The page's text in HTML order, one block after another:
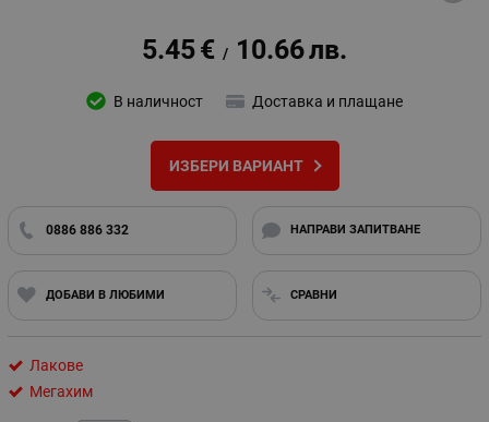
5.45€ / 10.66лв.
В наличност Доставка и плащане
ИЗБЕРИ ВАРИАНТ
0886 886 332 НАПРАВИ ЗАПИТВАНЕ
ДОБАВИ В ЛЮБИМИ СРАВНИ
Лакове
Мегахим